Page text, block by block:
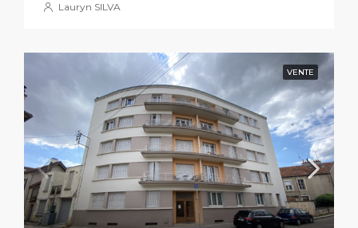
Lauryn SILVA
VENTE